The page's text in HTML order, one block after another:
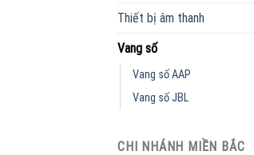
Thiết bị âm thanh
Vang số
Vang số AAP
Vang số JBL
CHI NHÁNH MIỀN BẮC